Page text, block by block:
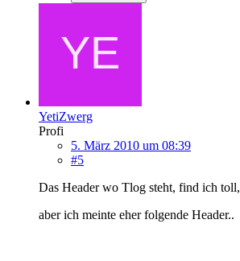
YetiZwerg
Profi
5. März 2010 um 08:39
#5
Das Header wo Tlog steht, find ich toll,
aber ich meinte eher folgende Header..